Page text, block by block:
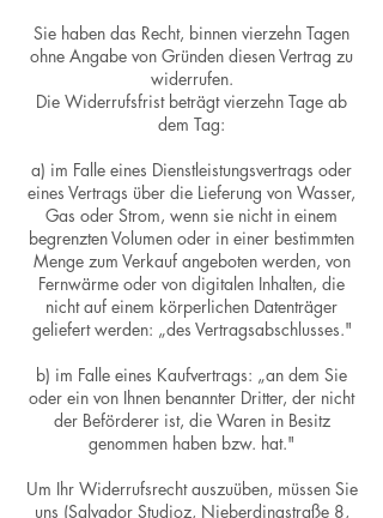
Sie haben das Recht, binnen vierzehn Tagen
ohne Angabe von Gründen diesen Vertrag zu
widerrufen.
Die Widerrufsfrist beträgt vierzehn Tage ab
dem Tag:
a) im Falle eines Dienstleistungsvertrags oder
eines Vertrags über die Lieferung von Wasser,
Gas oder Strom, wenn sie nicht in einem
begrenzten Volumen oder in einer bestimmten
Menge zum Verkauf angeboten werden, von
Fernwärme oder von digitalen Inhalten, die
nicht auf einem körperlichen Datenträger
geliefert werden: „des Vertragsabschlusses."
b) im Falle eines Kaufvertrags: „an dem Sie
oder ein von Ihnen benannter Dritter, der nicht
der Beförderer ist, die Waren in Besitz
genommen haben bzw. hat."
Um Ihr Widerrufsrecht auszuüben, müssen Sie
uns (Salvador Studioz, Nieberdingstraße 8,